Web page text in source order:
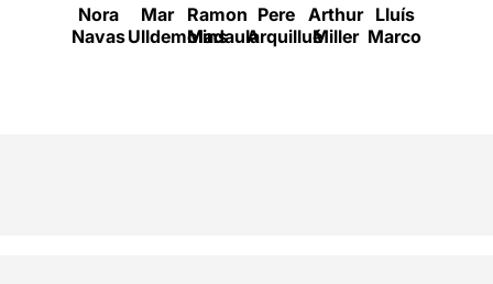
Nora
Navas
Mar
Ulldemolins
Ramon
Madaula
Pere
Arquillué
Arthur
Miller
Lluís
Marco